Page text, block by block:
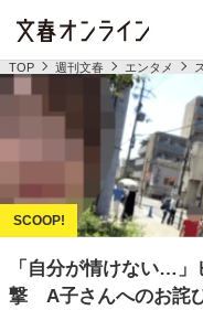
TOP 週刊文春 エンタメ
「自分が情けない…
撃 A子さんへのお詫